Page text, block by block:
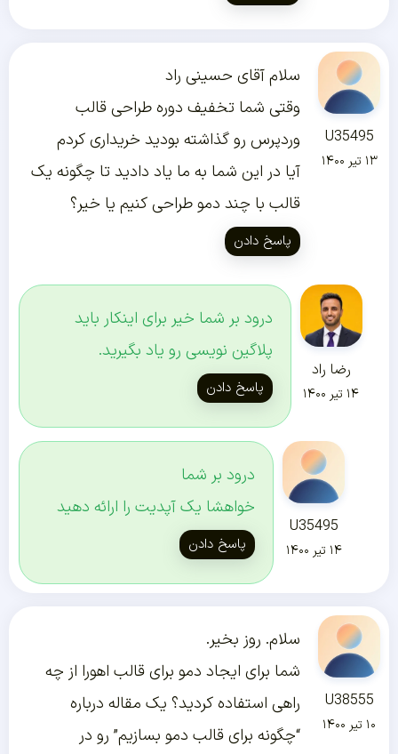
U35495
۱۳ تیر ۱۴۰۰
سلام آقای حسینی راد
وقتی شما تخفیف دوره طراحی قالب
وردپرس رو گذاشته بودید خریداری کردم
آیا در این شما به ما یاد دادید تا چگونه یک
قالب با چند دمو طراحی کنیم یا خیر؟
پاسخ دادن
رضا راد
۱۴ تیر ۱۴۰۰
درود بر شما خیر برای اینکار باید
پلاگین نویسی رو یاد بگیرید.
پاسخ دادن
U35495
۱۴ تیر ۱۴۰۰
درود بر شما
خواهشا یک آپدیت را ارائه دهید
پاسخ دادن
U38555
۱۰ تیر ۱۴۰۰
سلام. روز بخیر.
شما برای ایجاد دمو برای قالب اهورا از چه
راهی استفاده کردید؟ یک مقاله درباره
“چگونه برای قالب دمو بسازیم” رو در